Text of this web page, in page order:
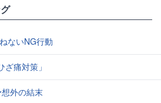
ないNG行動
痛対策」
外の結末